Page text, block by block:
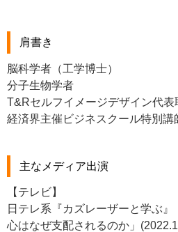
肩書き
脳科学者（工学博士）
分子生物学者
T&Rセルフイメージデザイン代表
経済界主催ビジネスクール特別講
主なメディア出演
【テレビ】
日テレ系『カズレーザーと学ぶ
心はなぜ支配されるのか」